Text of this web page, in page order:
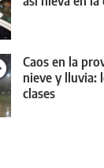
Caos en la
nieve y lluvia:
clases